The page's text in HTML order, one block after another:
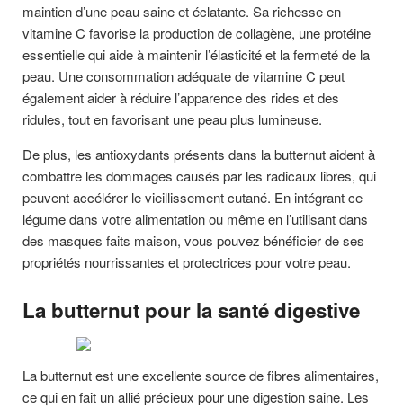
maintien d’une peau saine et éclatante. Sa richesse en
vitamine C favorise la production de collagène, une protéine
essentielle qui aide à maintenir l’élasticité et la fermeté de la
peau. Une consommation adéquate de vitamine C peut
également aider à réduire l’apparence des rides et des
ridules, tout en favorisant une peau plus lumineuse.
De plus, les antioxydants présents dans la butternut aident à
combattre les dommages causés par les radicaux libres, qui
peuvent accélérer le vieillissement cutané. En intégrant ce
légume dans votre alimentation ou même en l’utilisant dans
des masques faits maison, vous pouvez bénéficier de ses
propriétés nourrissantes et protectrices pour votre peau.
La butternut pour la santé digestive
La butternut est une excellente source de fibres alimentaires,
ce qui en fait un allié précieux pour une digestion saine. Les